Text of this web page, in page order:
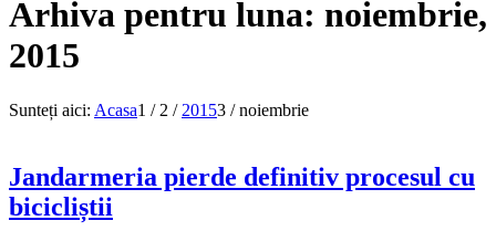
Arhiva pentru luna: noiembrie,
2015
Sunteți aici: Acasa1 / 2 / 20153 / noiembrie
Jandarmeria pierde definitiv procesul cu
bicicliștii